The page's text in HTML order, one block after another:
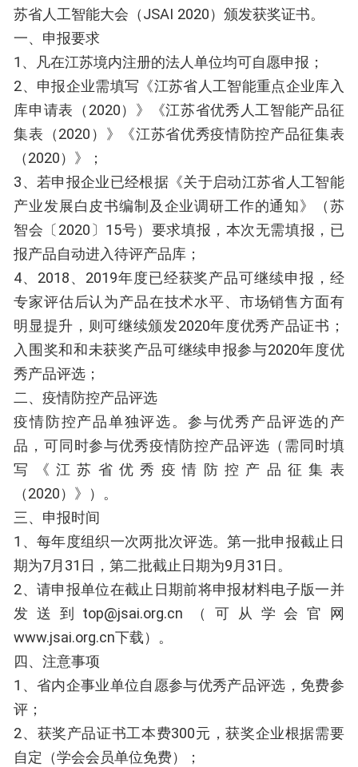
苏省人工智能大会（JSAI 2020）颁发获奖证书。
一、申报要求
1、凡在江苏境内注册的法人单位均可自愿申报；
2、申报企业需填写《江苏省人工智能重点企业库入
库申请表（2020）》《江苏省优秀人工智能产品征
集表（2020）》《江苏省优秀疫情防控产品征集表
（2020）》；
3、若申报企业已经根据《关于启动江苏省人工智能
产业发展白皮书编制及企业调研工作的通知》（苏
智会〔2020〕15号）要求填报，本次无需填报，已
报产品自动进入待评产品库；
4、2018、2019年度已经获奖产品可继续申报，经
专家评估后认为产品在技术水平、市场销售方面有
明显提升，则可继续颁发2020年度优秀产品证书；
入围奖和和未获奖产品可继续申报参与2020年度优
秀产品评选；
二、疫情防控产品评选
疫情防控产品单独评选。参与优秀产品评选的产
品，可同时参与优秀疫情防控产品评选（需同时填
写《江苏省优秀疫情防控产品征集表
（2020）》）。
三、申报时间
1、每年度组织一次两批次评选。第一批申报截止日
期为7月31日，第二批截止日期为9月31日。
2、请申报单位在截止日期前将申报材料电子版一并
发送到top@jsai.org.cn（可从学会官网
www.jsai.org.cn下载）。
四、注意事项
1、省内企事业单位自愿参与优秀产品评选，免费参
评；
2、获奖产品证书工本费300元，获奖企业根据需要
自定（学会会员单位免费）；